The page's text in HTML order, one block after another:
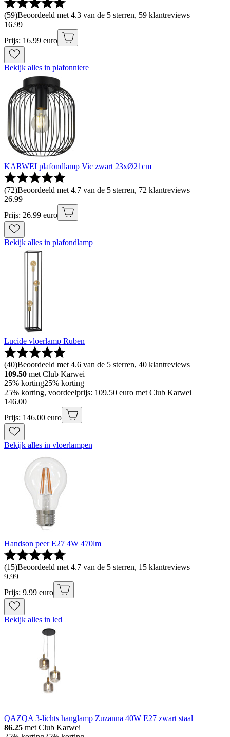
(59)Beoordeeld met 4.3 van de 5 sterren, 59 klantreviews
16.99
Prijs: 16.99 euro
Bekijk alles in plafonniere
KARWEI plafondlamp Vic zwart 23xØ21cm
(72)Beoordeeld met 4.7 van de 5 sterren, 72 klantreviews
26.99
Prijs: 26.99 euro
Bekijk alles in plafondlamp
Lucide vloerlamp Ruben
(40)Beoordeeld met 4.6 van de 5 sterren, 40 klantreviews
109.50 met Club Karwei
25% korting25% korting
25% korting, voordeelprijs: 109.50 euro met Club Karwei
146.00
Prijs: 146.00 euro
Bekijk alles in vloerlampen
Handson peer E27 4W 470lm
(15)Beoordeeld met 4.7 van de 5 sterren, 15 klantreviews
9.99
Prijs: 9.99 euro
Bekijk alles in led
QAZQA 3-lichts hanglamp Zuzanna 40W E27 zwart staal
86.25 met Club Karwei